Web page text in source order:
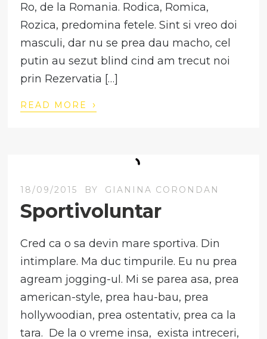
Ro, de la Romania. Rodica, Romica,
Rozica, predomina fetele. Sint si vreo doi
masculi, dar nu se prea dau macho, cel
putin au sezut blind cind am trecut noi
prin Rezervatia […]
READ MORE ›
18/09/2015 BY GIANINA CORONDAN
Sportivoluntar
Cred ca o sa devin mare sportiva. Din
intimplare. Ma duc timpurile. Eu nu prea
agream jogging-ul. Mi se parea asa, prea
american-style, prea hau-bau, prea
hollywoodian, prea ostentativ, prea ca la
tara. De la o vreme insa, exista intreceri,